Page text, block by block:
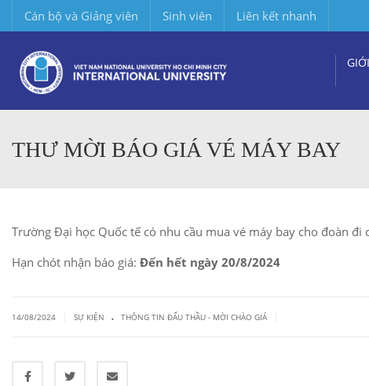
Cán bộ và Giảng viên Sinh viên Liên kết nhanh
THƯ MỜI BÁO GIÁ VÉ MÁY BAY
Trường Đại học Quốc tế có nhu cầu mua vé máy bay cho đoàn
Hạn chót nhận báo giá: Đến hết ngày 20/8/2024
14/08/2024 SỰ KIỆN . THÔNG TIN ĐẤU THẦU - MỜI CHÀO GIÁ